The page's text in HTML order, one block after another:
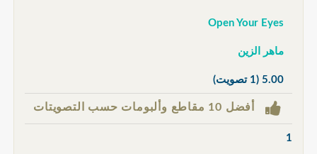
Open Your Eyes
ماهر الزين
5.00 (1 تصويت)
أفضل 10 مقاطع وألبومات حسب التصويتات
1